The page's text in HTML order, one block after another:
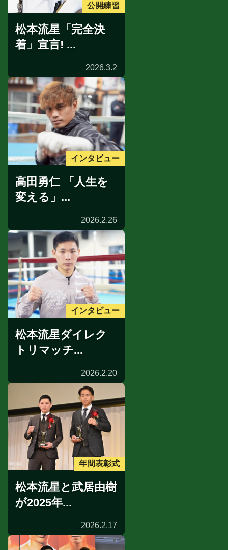
公開練習
松本流星「完全決
着」宣言! ...
2026.3.2
インタビュー
高田勇仁 「人生を
変える」...
2026.2.26
インタビュー
松本流星ダイレク
トリマッチ...
2026.2.20
年間表彰式
松本流星と武居由樹
が2025年...
2026.2.17